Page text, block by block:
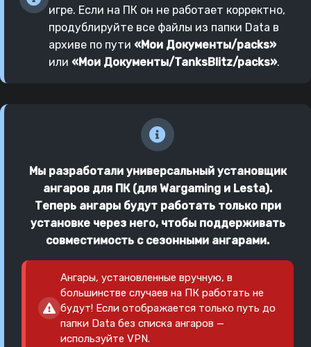
игре. Если на ПК он не работает корректно,
продублируйте все файлы из папки Data в
архиве по пути «Мои Документы/packs»
или «Мои Документы/TanksBlitz/packs».
Мы разработали универсальный установщик
ангаров для ПК (для Wargaming и Lesta).
Теперь ангары будут работать только при
установке через него, чтобы поддерживать
совместимость с сезонными ангарами.
Ангары, установленные вручную, в
большинстве случаев на ПК работать не
будут! Если отображается только путь до
папки Data без списка ангаров —
используйте VPN.